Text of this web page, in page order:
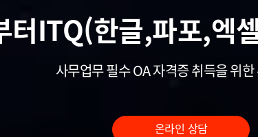
터ITQ(한글,파포,엑
사무업무 필수 OA 자격증 취득을 위
온라인 상담